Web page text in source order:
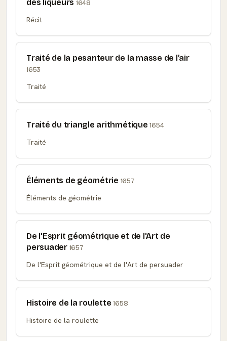
des liqueurs 1648
Récit
Traité de la pesanteur de la masse de l’air
1653
Traité
Traité du triangle arithmétique1654
Traité
Éléments de géométrie 1657
Éléments de géométrie
De l'Esprit géométrique et de l'Art de
persuader 1657
De l'Esprit géométrique et de l'Art de persuader
Histoire de la roulette1658
Histoire de la roulette